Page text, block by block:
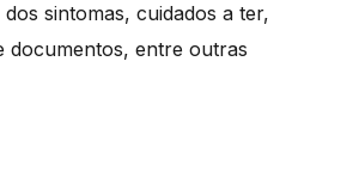
sintomas, cuidados a ter,
documentos, entre outras